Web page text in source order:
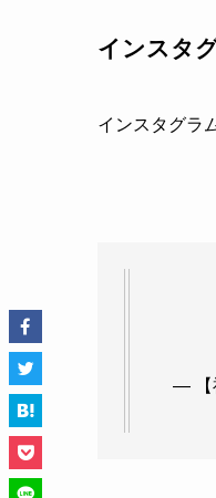
インスタ
インスタグラ
— 【